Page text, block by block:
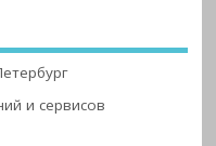
и сервисов